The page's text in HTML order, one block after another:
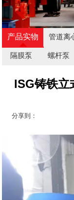
产品实物
图
管道离
隔膜泵 螺杆泵
ISG铸铁立
分享到：